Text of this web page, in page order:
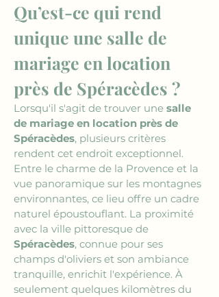
Qu’est-ce qui rend
unique une salle de
mariage en location
près de Spéracèdes ?
Lorsqu'il s'agit de trouver une salle
de mariage en location près de
Spéracèdes, plusieurs critères
rendent cet endroit exceptionnel.
Entre le charme de la Provence et la
vue panoramique sur les montagnes
environnantes, ce lieu offre un cadre
naturel époustouflant. La proximité
avec la ville pittoresque de
Spéracèdes, connue pour ses
champs d'oliviers et son ambiance
tranquille, enrichit l'expérience. À
seulement quelques kilomètres du